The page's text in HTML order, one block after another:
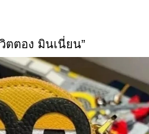
ตตอง มินเนี่ยน”